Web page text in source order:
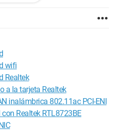
y reinstalado la tarjeta de
espero que puedan
wifi
Realtek
a la tarjeta Realtek
inalámbrica 802.11ac PCI-ENI
Realtek RTL8723BE